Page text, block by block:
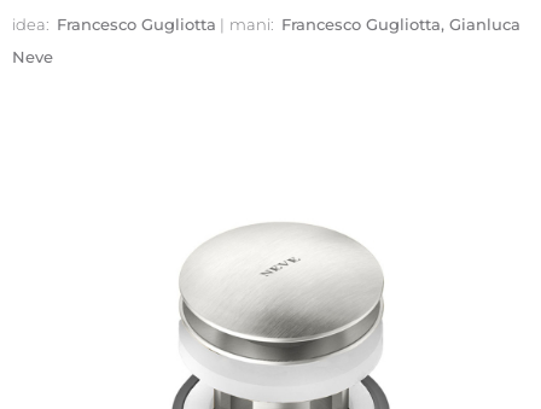
idea: Francesco Gugliotta mani: Francesco Gugliotta, Gianluca
Neve